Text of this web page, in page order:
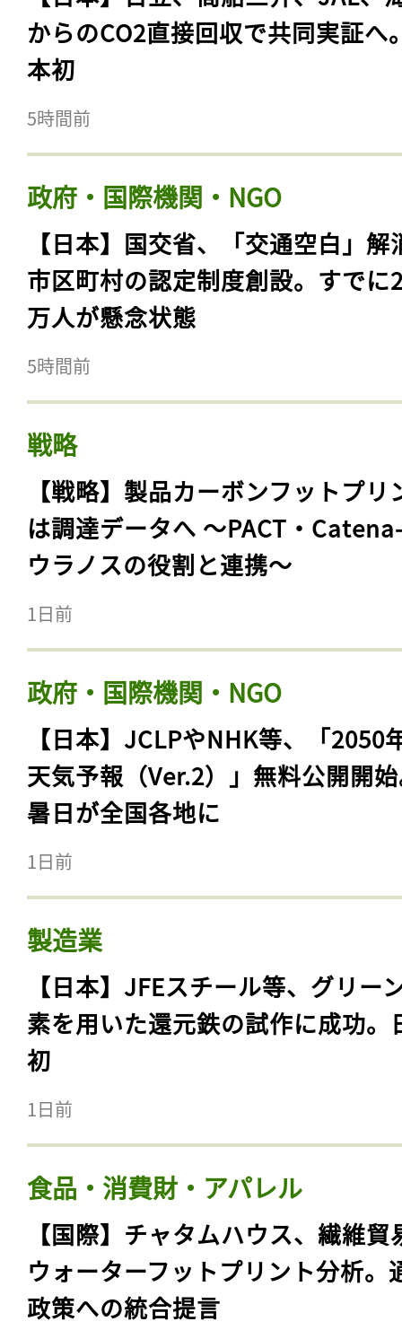
からのCO2直接回収で共同実証へ
本初
5時間前
政府・国際機関・NGO
【日本】国交省、「交通空白」解
市区町村の認定制度創設。すでに
万人が懸念状態
5時間前
戦略
【戦略】製品カーボンフットプリ
は調達データへ 〜PACT・
ウラノスの役割と連携〜
1日前
政府・国際機関・NGO
【日本】JCLPやNHK等、「2050
天気予報（Ver.2）」無料公開開
暑日が全国各地に
1日前
製造業
【日本】JFEスチール等、グリー
素を用いた還元鉄の試作に成功。
初
1日前
食品・消費財・アパレル
【国際】チャタムハウス、繊維貿
ウォーターフットプリント分析。
政策への統合提言